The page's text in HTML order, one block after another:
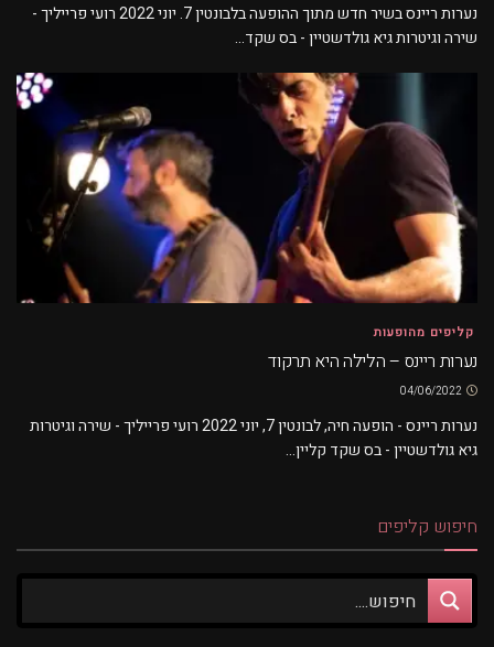
נערות ריינס בשיר חדש מתוך ההופעה בלבונטין 7. יוני 2022 רועי פרייליך -
שירה וגיטרות גיא גולדשטיין - בס שקד...
קליפים מהופעות
נערות ריינס – הלילה היא תרקוד
נערות ריינס - הופעה חיה, לבונטין 7, יוני 2022 רועי פרייליך - שירה וגיטרות
גיא גולדשטיין - בס שקד קליין...
חיפוש קליפים